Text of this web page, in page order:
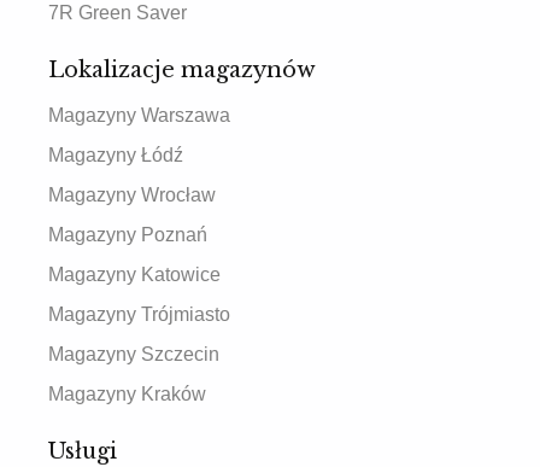
7R Green Saver
Lokalizacje magazynów
Magazyny Warszawa
Magazyny Łódź
Magazyny Wrocław
Magazyny Poznań
Magazyny Katowice
Magazyny Trójmiasto
Magazyny Szczecin
Magazyny Kraków
Usługi